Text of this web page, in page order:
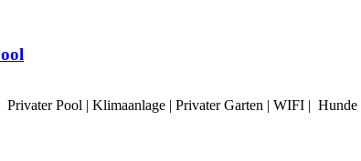
Pool | Klimaanlage | Privater Garten | WIFI |